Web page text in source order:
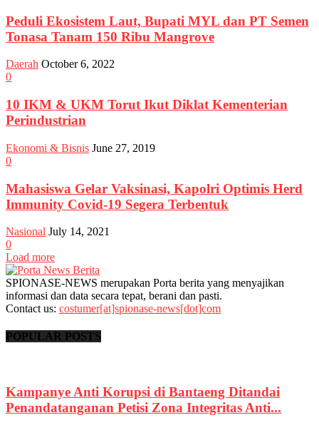
Peduli Ekosistem Laut, Bupati MYL dan PT Semen
Tonasa Tanam 150 Ribu Mangrove
Daerah October 6, 2022
0
10 IKM & UKM Torut Ikut Diklat Kementerian
Perindustrian
Ekonomi & Bisnis June 27, 2019
0
Mahasiswa Gelar Vaksinasi, Kapolri Optimis Herd
Immunity Covid-19 Segera Terbentuk
Nasional July 14, 2021
0
Load more
SPIONASE-NEWS merupakan Porta berita yang menyajikan
informasi dan data secara tepat, berani dan pasti.
Contact us: costumer[at]spionase-news[dot]com
POPULAR POSTS
Kampanye Anti Korupsi di Bantaeng Ditandai
Penandatanganan Petisi Zona Integritas Anti...